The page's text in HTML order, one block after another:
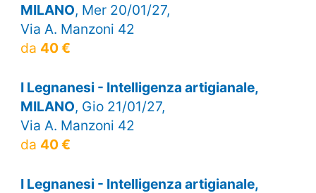
MILANO, Mer 20/01/27,
Via A. Manzoni 42
da 40 €
I Legnanesi - Intelligenza artigianale,
MILANO, Gio 21/01/27,
Via A. Manzoni 42
da 40 €
I Legnanesi - Intelligenza artigianale,